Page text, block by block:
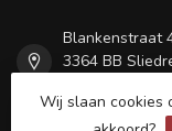
Blankenstraat
3364 BB
Wij slaan cookies